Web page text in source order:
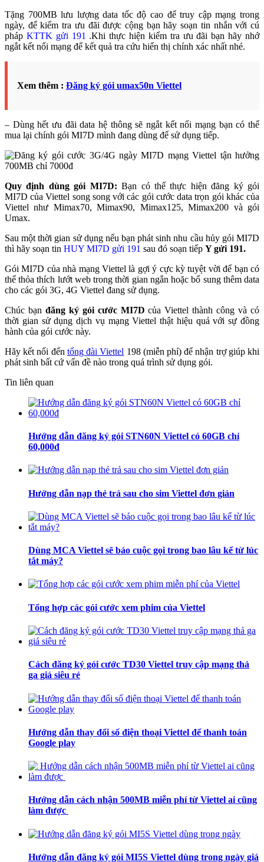
Tặng 700MB lưu lượng data tốc độ cao để truy cập mạng trong
ngày, để kiểm tra ưu đãi được cộng bạn hãy soạn tin nhắn với cú
pháp KTTK gửi 191 .Khi thực hiện kiểm tra ưu đãi bạn hãy nhớ
ngắt kết nối mạng để kết quả tra cứu hiển thị chính xác nhất nhé.
Xem thêm : Đăng ký gói umax50n Viettel
– Dùng hết ưu đãi data hệ thông sẽ ngắt kết nối mạng bạn có thể
mua lại chính gói MI7D mình đang dùng để sử dụng tiếp.
Quy định dùng gói MI7D: Bạn có thể thực hiện đăng ký gói
MI7D của Viettel song song với các gói cước data trọn gói khác của
Viettel như Mimax70, Mimax90, Mimax125, Mimax200 và gói
Umax.
Sau một thời gian sử dụng nếu bạn phát sinh nhu cầu hủy gói MI7D
thì hãy soạn tin HUY MI7D gửi 191 sau đó soạn tiếp Y gửi 191.
Gói MI7D của nhà mạng Viettel là gợi ý cực kỳ tuyệt vời để bạn có
thể thỏa thích lướt web trong thời gian ngắn hoặc bổ sung thêm data
cho các gói 3G, 4G Viettel đang sử dụng.
Chúc bạn đăng ký gói cước MI7D của Viettel thành công và có
thời gian sử dụng dịch vụ mạng Viettel thật hiệu quả với sự đồng
hành của gói cước này.
Hãy kết nối đến tổng đài Viettel 198 (miễn phí) để nhận trợ giúp khi
phát sinh bất cứ vấn đề nào trong quá trình sử dụng gói.
Tin liên quan
Hướng dẫn đăng ký gói STN60N Viettel có 60GB chỉ
60,000đ
Hướng dẫn nạp thẻ trả sau cho sim Viettel đơn giản
Dùng MCA Viettel sẽ báo cuộc gọi trong bao lâu kể từ lúc
tắt máy?
Tổng hợp các gói cước xem phim của Viettel
Cách đăng ký gói cước TD30 Viettel truy cập mạng thả
ga giá siêu rẻ
Hướng dẫn thay đổi số điện thoại Viettel để thanh toán
Google play
Hướng dẫn cách nhận 500MB miễn phí từ Viettel ai cũng
làm được
Hướng dẫn đăng ký gói MI5S Viettel dùng trong ngày giá